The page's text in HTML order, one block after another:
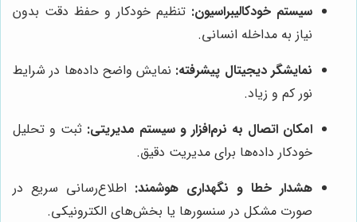
سیستم خودکالیبراسیون: تنظیم خودکار و حفظ دقت بدون
نیاز به مداخله انسانی.
نمایشگر دیجیتال پیشرفته: نمایش واضح داده‌ها در شرایط
نور کم و زیاد.
امکان اتصال به نرم‌افزار و سیستم مدیریتی: ثبت و تحلیل
خودکار داده‌ها برای مدیریت دقیق.
هشدار خطا و نگهداری هوشمند: اطلاع‌رسانی سریع در
صورت مشکل در سنسورها یا بخش‌های الکترونیکی.